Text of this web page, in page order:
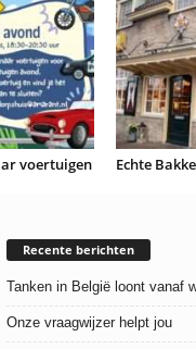
voertuigen Echte
Recente berichten
Tanken in België loont vanaf
Onze vraagwijzer helpt jou